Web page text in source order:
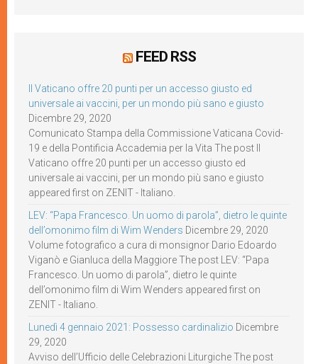
FEED RSS
Il Vaticano offre 20 punti per un accesso giusto ed
universale ai vaccini, per un mondo più sano e giusto
Dicembre 29, 2020
Comunicato Stampa della Commissione Vaticana Covid-
19 e della Pontificia Accademia per la Vita The post Il
Vaticano offre 20 punti per un accesso giusto ed
universale ai vaccini, per un mondo più sano e giusto
appeared first on ZENIT - Italiano.
LEV: “Papa Francesco. Un uomo di parola”, dietro le quinte
dell’omonimo film di Wim Wenders Dicembre 29, 2020
Volume fotografico a cura di monsignor Dario Edoardo
Viganò e Gianluca della Maggiore The post LEV: “Papa
Francesco. Un uomo di parola”, dietro le quinte
dell’omonimo film di Wim Wenders appeared first on
ZENIT - Italiano.
Lunedì 4 gennaio 2021: Possesso cardinalizio Dicembre
29, 2020
Avviso dell’Ufficio delle Celebrazioni Liturgiche The post